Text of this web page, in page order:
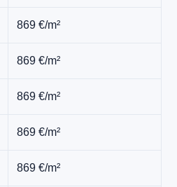
869 €/m²
869 €/m²
869 €/m²
869 €/m²
869 €/m²